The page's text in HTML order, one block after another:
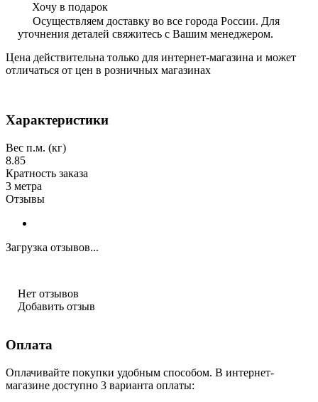
Хочу в подарок
Осуществляем доставку во все города России. Для
уточнения деталей свяжитесь с Вашим менеджером.
Цена действительна только для интернет-магазина и может
отличаться от цен в розничных магазинах
Характеристики
Вес п.м. (кг)
8.85
Кратность заказа
3 метра
Отзывы
Загрузка отзывов...
Нет отзывов
Добавить отзыв
Оплата
Оплачивайте покупки удобным способом. В интернет-
магазине доступно 3 варианта оплаты: